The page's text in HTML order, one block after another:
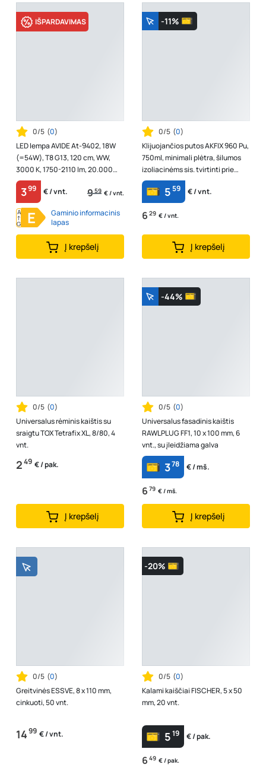
IŠPARDAVIMAS
0/5 (0)
LED lempa AVIDE At-9402, 18W
(=54W), T8 G13, 120 cm, WW,
3000 K, 1750-2110 lm, 20.000
val.
399 € / vnt. 959 € / vnt.
A
↑
G E
Gaminio informacinis
lapas
Į krepšelį
-11%
0/5 (0)
Klijuojančios putos AKFIX 960 Pu,
750ml, minimali plėtra, šilumos
izoliacinėms sis. tvirtinti prie
fasadų, užpildant ert...
559 € / vnt.
6 29 € / vnt.
Į krepšelį
0/5 (0)
Universalus rėminis kaištis su
sraigtu TOX Tetrafix XL, 8/80, 4
vnt.
249 € / pak.
Į krepšelį
-44%
0/5 (0)
Universalus fasadinis kaištis
RAWLPLUG FF1, 10 x 100 mm, 6
vnt., su įleidžiama galva
378 € / mš.
6 79 € / mš.
Į krepšelį
0/5 (0)
Greitvinės ESSVE, 8 x 110 mm,
cinkuoti, 50 vnt.
1499 € / vnt.
-20%
0/5 (0)
Kalami kaiščiai FISCHER, 5 x 50
mm, 20 vnt.
519 € / pak.
6 49 € / pak.